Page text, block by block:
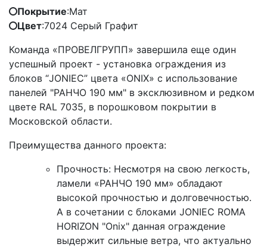
Покрытие:Мат
Цвет:7024 Серый Графит
Команда «ПРОВЕЛГРУПП» завершила еще один
успешный проект - установка ограждения из
блоков “JONIEC” цвета «ONIX» с использование
панелей "РАНЧО 190 мм" в эксклюзивном и редком
цвете RAL 7035, в порошковом покрытии в
Московской области.
Преимущества данного проекта:
Прочность: Несмотря на свою легкость,
ламели «РАНЧО 190 мм» обладают
высокой прочностью и долговечностью.
А в сочетании с блоками JONIEC ROMA
HORIZON "Onix" данная ограждение
выдержит сильные ветра, что актуально